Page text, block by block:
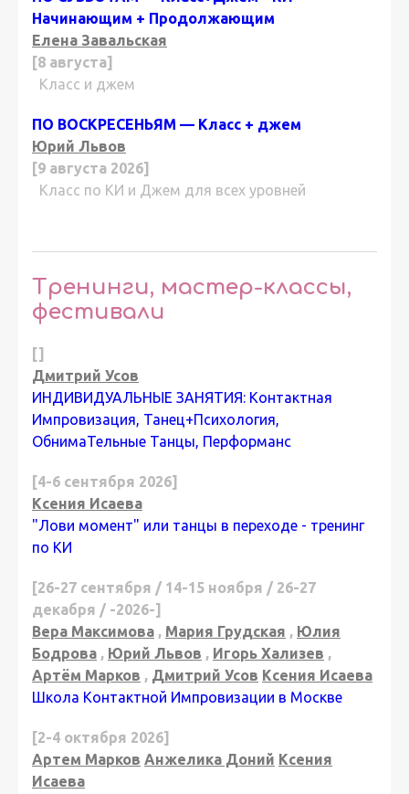
Начинающим + Продолжающим
Елена Завальская
[8 августа]
Класс и джем
ПО ВОСКРЕСЕНЬЯМ — Класс + джем
Юрий Львов
[9 августа 2026]
Класс по КИ и Джем для всех уровней
Тренинги, мастер-классы,
фестивали
[]
Дмитрий Усов
ИНДИВИДУАЛЬНЫЕ ЗАНЯТИЯ: Контактная
Импровизация, Танец+Психология,
ОбнимаТельные Танцы, Перформанс
[4-6 сентября 2026]
Ксения Исаева
"Лови момент" или танцы в переходе - тренинг
по КИ
[26-27 сентября / 14-15 ноября / 26-27
декабря / -2026-]
Вера Максимова , Мария Грудская , Юлия
Бодрова , Юрий Львов , Игорь Хализев ,
Артём Марков , Дмитрий Усов Ксения Исаева
Школа Контактной Импровизации в Москве
[2-4 октября 2026]
Артем Марков Анжелика Доний Ксения
Исаева